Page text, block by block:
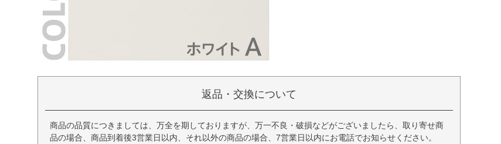
返品・交換について
商品の品質につきましては、万全を期しておりますが、万一不良・破損などがございましたら、取り寄せ商
品の場合、商品到着後3営業日以内、それ以外の商品の場合、7営業日以内にお電話でお知らせください。